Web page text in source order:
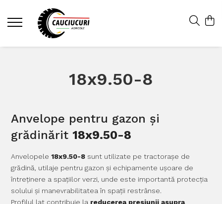
18x9.50-8
Anvelope pentru gazon și
grădinărit 18x9.50-8
Anvelopele18x9.50-8 sunt utilizate pe tractorașe de
grădină, utilaje pentru gazon și echipamente ușoare de
întreținere a spațiilor verzi, unde este importantă protecția
solului și manevrabilitatea în spații restrânse.
Profilul lat contribuie la reducerea presiunii asupra